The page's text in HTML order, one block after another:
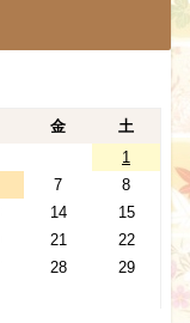
金
土
1
7
8
14
15
21
22
28
29